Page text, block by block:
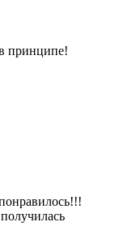
принципе!